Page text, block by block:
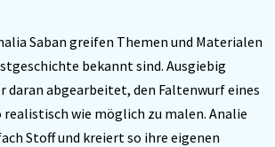
Saban greifen Themen und Materialen
bekannt sind. Ausgiebig
daran abgearbeitet, den Faltenwurf eines
realistisch wie möglich zu malen. Analie
Stoff und kreiert so ihre eigenen